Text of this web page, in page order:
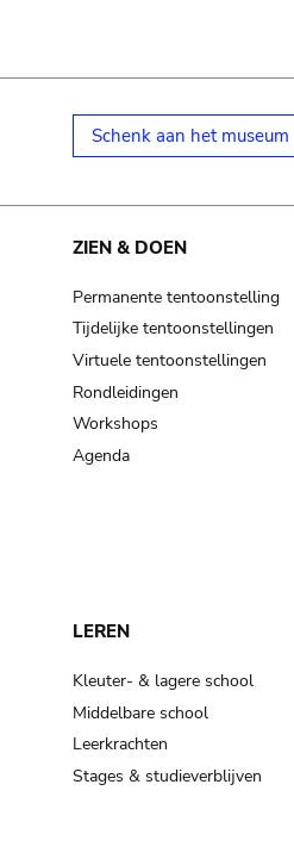
Schenk aan het museum
ZIEN & DOEN
Permanente tentoonstelling
Tijdelijke tentoonstellingen
Virtuele tentoonstellingen
Rondleidingen
Workshops
Agenda
LEREN
Kleuter- & lagere school
Middelbare school
Leerkrachten
Stages & studieverblijven